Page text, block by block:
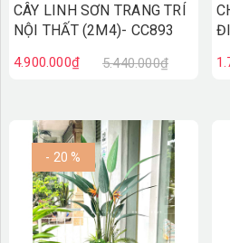
CÂY LINH SƠN TRANG TRÍ
NỘI THẤT (2M4)- CC893
4.900.000₫ 5.440.000₫
- 20 %